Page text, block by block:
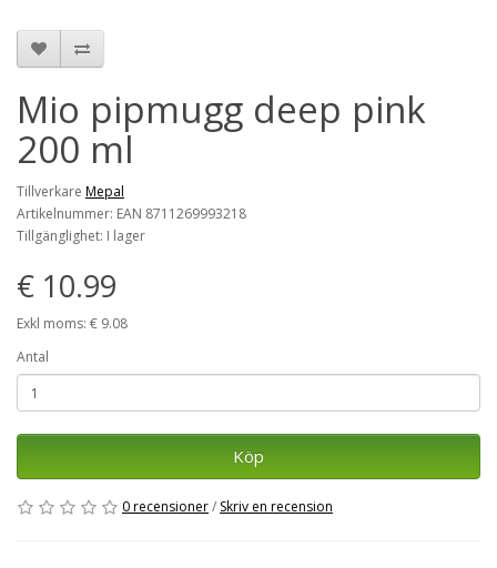
Mio pipmugg deep pink
200 ml
Tillverkare Mepal
Artikelnummer: EAN 8711269993218
Tillgänglighet: I lager
€ 10.99
Exkl moms: € 9.08
Antal
Köp
0 recensioner/ Skriv en recension